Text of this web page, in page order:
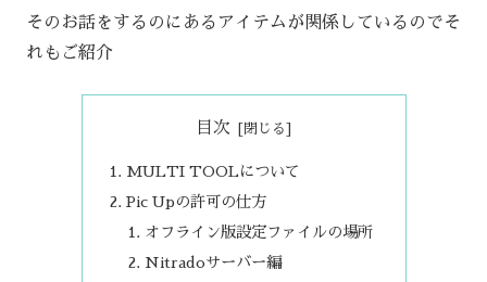
そのお話をするのにあるアイテムが関係しているのでそ
れもご紹介
目次
MULTI TOOLについて
Pic Upの許可の仕方
オフライン版設定ファイルの場所
Nitradoサーバー編